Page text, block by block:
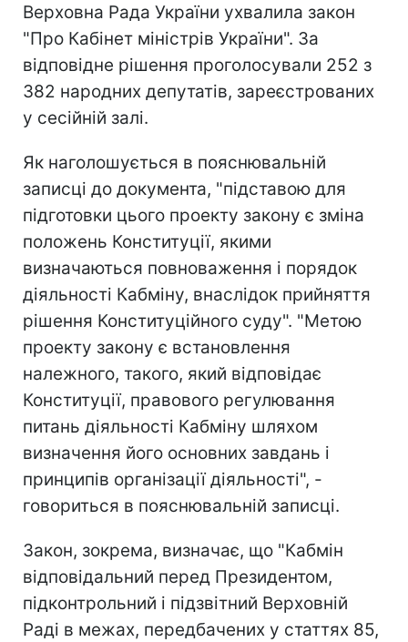
Верховна Рада України ухвалила закон
"Про Кабінет міністрів України". За
відповідне рішення проголосували 252 з
382 народних депутатів, зареєстрованих
у сесійній залі.
Як наголошується в пояснювальній
записці до документа, "підставою для
підготовки цього проекту закону є зміна
положень Конституції, якими
визначаються повноваження і порядок
діяльності Кабміну, внаслідок прийняття
рішення Конституційного суду". "Метою
проекту закону є встановлення
належного, такого, який відповідає
Конституції, правового регулювання
питань діяльності Кабміну шляхом
визначення його основних завдань і
принципів організації діяльності", -
говориться в пояснювальній записці.
Закон, зокрема, визначає, що "Кабмін
відповідальний перед Президентом,
підконтрольний і підзвітний Верховній
Раді в межах, передбачених у статтях 85,